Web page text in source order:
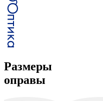
Размеры
оправы